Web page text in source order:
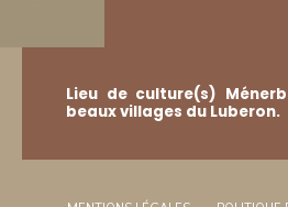
Lieu de culture(s)
beaux villages du Luberon.